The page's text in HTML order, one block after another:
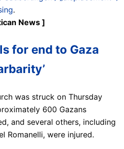
.
News ]
for end to Gaza
was struck on Thursday
600 Gazans
and several others, including
Romanelli, were injured.